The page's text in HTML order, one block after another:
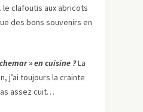
clafoutis aux abricots
des bons souvenirs en
» en cuisine ?La
j’ai toujours la crainte
assez cuit…